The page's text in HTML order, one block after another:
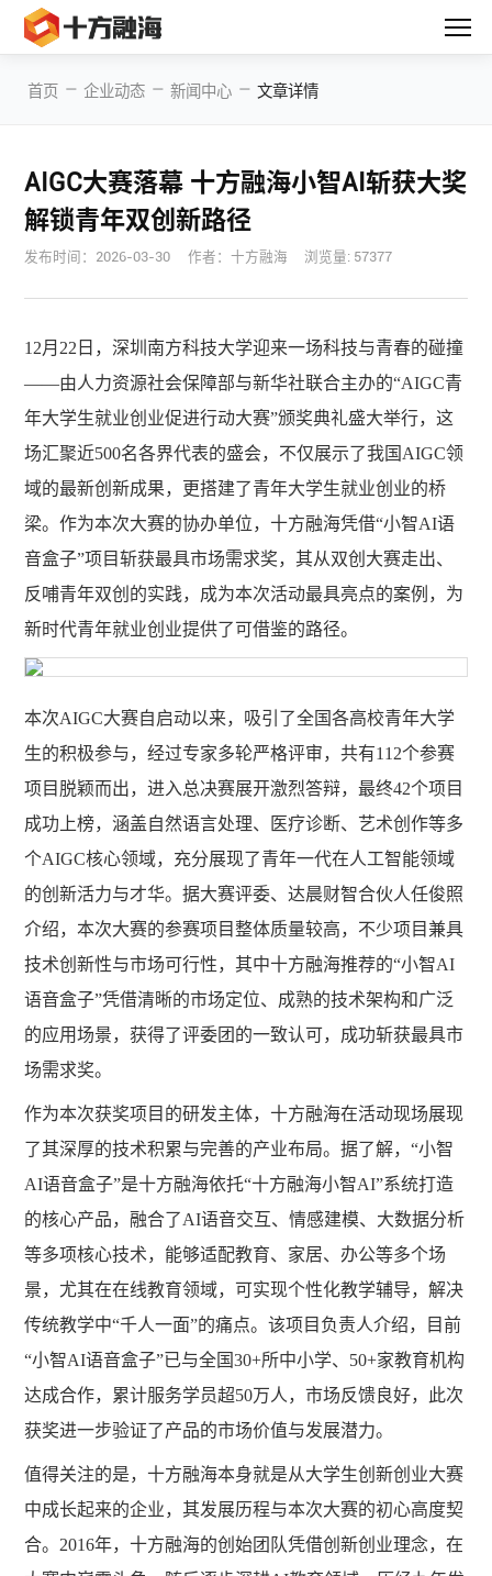
首页 — 企业动态 — 新闻中心 — 文章详情
AIGC大赛落幕 十方融海小智AI斩获大奖
解锁青年双创新路径
发布时间： 2026-03-30 作者：十方融海 浏览量: 57377
12月22日，深圳南方科技大学迎来一场科技与青春的碰撞
——由人力资源社会保障部与新华社联合主办的“AIGC青
年大学生就业创业促进行动大赛”颁奖典礼盛大举行，这
场汇聚近500名各界代表的盛会，不仅展示了我国AIGC领
域的最新创新成果，更搭建了青年大学生就业创业的桥
梁。作为本次大赛的协办单位，十方融海凭借“小智AI语
音盒子”项目斩获最具市场需求奖，其从双创大赛走出、
反哺青年双创的实践，成为本次活动最具亮点的案例，为
新时代青年就业创业提供了可借鉴的路径。
本次AIGC大赛自启动以来，吸引了全国各高校青年大学
生的积极参与，经过专家多轮严格评审，共有112个参赛
项目脱颖而出，进入总决赛展开激烈答辩，最终42个项目
成功上榜，涵盖自然语言处理、医疗诊断、艺术创作等多
个AIGC核心领域，充分展现了青年一代在人工智能领域
的创新活力与才华。据大赛评委、达晨财智合伙人任俊照
介绍，本次大赛的参赛项目整体质量较高，不少项目兼具
技术创新性与市场可行性，其中十方融海推荐的“小智AI
语音盒子”凭借清晰的市场定位、成熟的技术架构和广泛
的应用场景，获得了评委团的一致认可，成功斩获最具市
场需求奖。
作为本次获奖项目的研发主体，十方融海在活动现场展现
了其深厚的技术积累与完善的产业布局。据了解，“小智
AI语音盒子”是十方融海依托“十方融海小智AI”系统打造
的核心产品，融合了AI语音交互、情感建模、大数据分析
等多项核心技术，能够适配教育、家居、办公等多个场
景，尤其在在线教育领域，可实现个性化教学辅导，解决
传统教学中“千人一面”的痛点。该项目负责人介绍，目前
“小智AI语音盒子”已与全国30+所中小学、50+家教育机构
达成合作，累计服务学员超50万人，市场反馈良好，此次
获奖进一步验证了产品的市场价值与发展潜力。
值得关注的是，十方融海本身就是从大学生创新创业大赛
中成长起来的企业，其发展历程与本次大赛的初心高度契
合。 2016年，十方融海的创始团队凭借创新创业理念，在